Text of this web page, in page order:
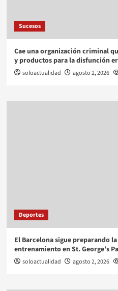
Sucesos
Cae una organización criminal
y productos para la disfunción
soloactualidad agosto 2, 2026
Deportes
El Barcelona sigue preparando
entrenamiento en St. George’s
soloactualidad agosto 2, 2026